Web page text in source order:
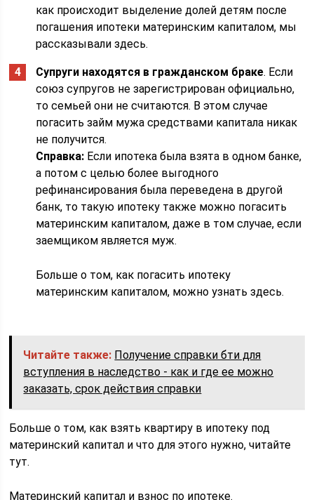
как происходит выделение долей детям после
погашения ипотеки материнским капиталом, мы
рассказывали здесь.
Супруги находятся в гражданском браке. Если
союз супругов не зарегистрирован официально,
то семьей они не считаются. В этом случае
погасить займ мужа средствами капитала никак
не получится.
Справка: Если ипотека была взята в одном банке,
а потом с целью более выгодного
рефинансирования была переведена в другой
банк, то такую ипотеку также можно погасить
материнским капиталом, даже в том случае, если
заемщиком является муж.
Больше о том, как погасить ипотеку
материнским капиталом, можно узнать здесь.
Читайте также: Получение справки бти для
вступления в наследство - как и где ее можно
заказать, срок действия справки
Больше о том, как взять квартиру в ипотеку под
материнский капитал и что для этого нужно, читайте
тут.
Материнский капитал и взнос по ипотеке.